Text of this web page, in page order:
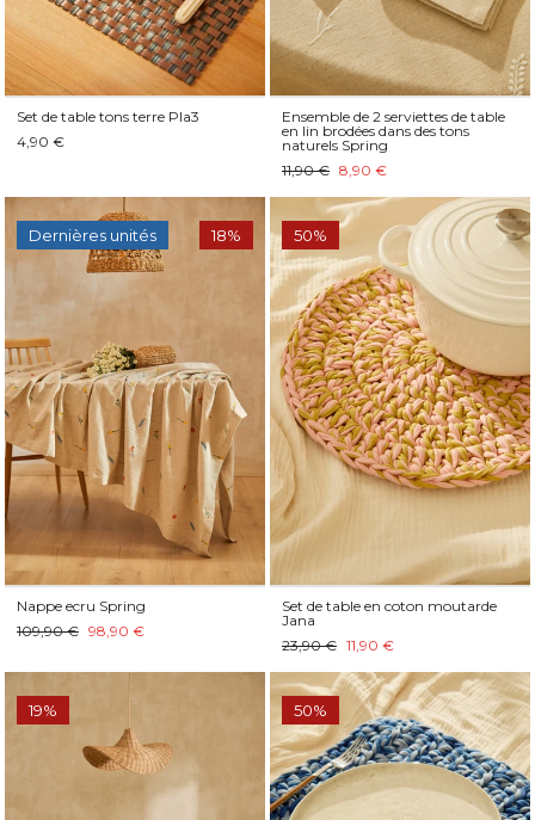
Set de table tons terre Pla3
4,90 €
Ensemble de 2 serviettes de table
en lin brodées dans des tons
naturels Spring
11,90 € 8,90 €
Dernières unités 18%
Nappe ecru Spring
109,90 € 98,90 €
50%
Set de table en coton moutarde
Jana
23,90 € 11,90 €
19% 50%